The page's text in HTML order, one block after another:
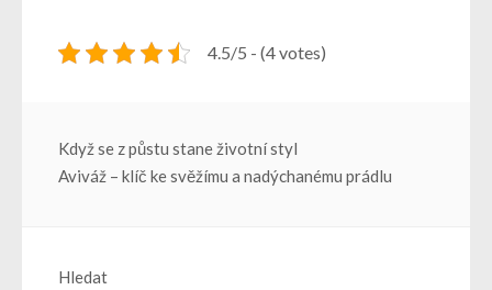
4.5/5 - (4 votes)
Navigace
příspěvek
Když se z půstu stane životní styl
Aviváž – klíč ke svěžímu a nadýchanému prádlu
Hledat